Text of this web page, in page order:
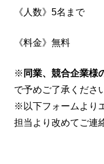
《人数》5名まで
《料金》無料
※ 同業、競合企業様
で予めご了承くださ
※以下フォームより
担当より改めてご連